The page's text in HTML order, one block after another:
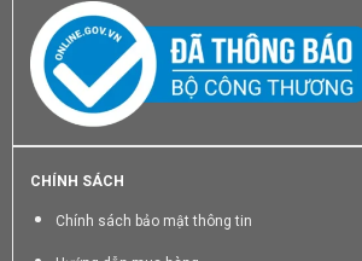
CHÍNH SÁCH
Chính sách bảo mật thông tin